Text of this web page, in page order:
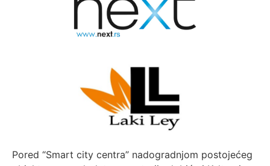
Pored “Smart city centra” nadogradnjom postojećeg